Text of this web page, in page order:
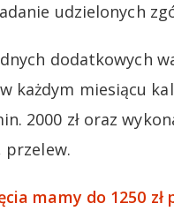
udzielonych
dodatkowych
każdym miesiącu
2000 zł oraz
przelew.
mamy do 1250 zł